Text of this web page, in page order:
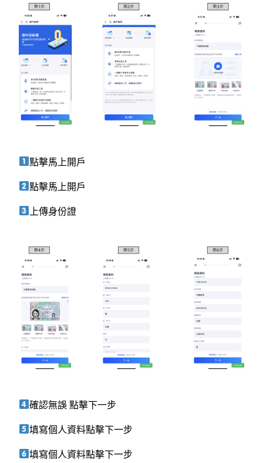
點擊馬上開戶
點擊馬上開戶
上傳身份證
確認無誤 點擊下一步
填寫個人資料點擊下一步
填寫個人資料點擊下一步